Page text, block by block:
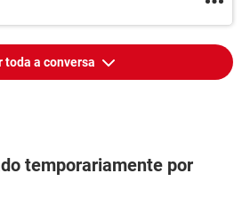
toda a conversa
temporariamente por